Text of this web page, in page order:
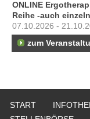
ONLINE
Reihe -auch
07.10.2026 -
zum
START